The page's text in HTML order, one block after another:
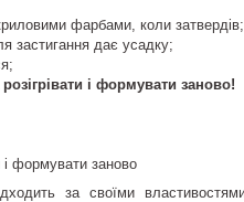
фарбами, коли затвердів;
застигання дає усадку;
і формувати заново!
і формувати заново
за своїми